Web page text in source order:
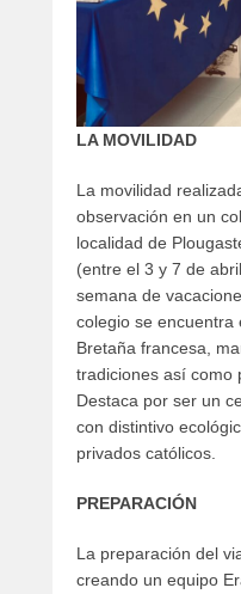
2
p
o
r
C
l
e
g
i
o
LA MOVILIDAD
La movilidad
observación en un
localidad de
(entre el 3 y 7 de
semana de
colegio se encuentra
Bretaña francesa,
tradiciones así como
Destaca por ser un
con distintivo
privados católicos.
PREPARACIÓN
La preparación del
creando un equipo